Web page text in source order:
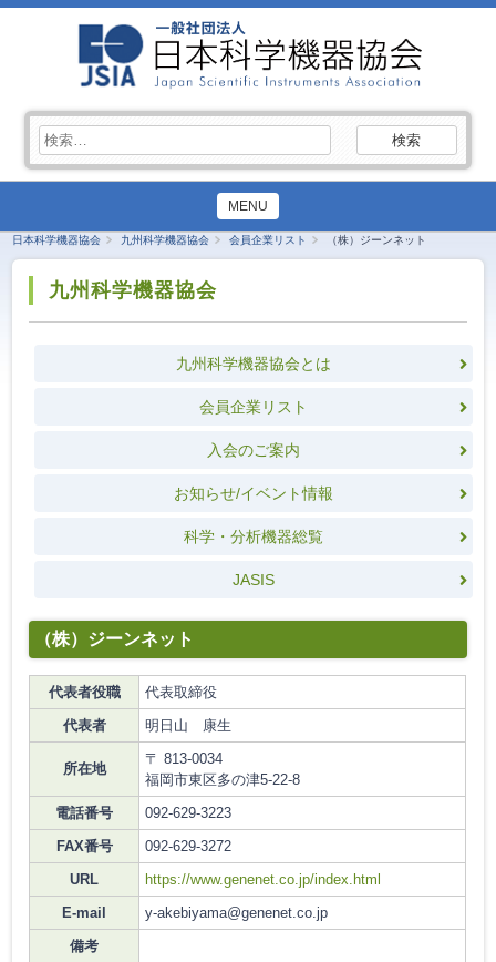
索:
MENU
日本科学機器協会 九州科学機器協会 会員企業リスト （株）ジーンネット
九州科学機器協会
九州科学機器協会とは
会員企業リスト
入会のご案内
お知らせ/イベント情報
科学・分析機器総覧
JASIS
（株）ジーンネット
代表者役職
代表取締役
代表者
明日山 康生
所在地
〒 813-0034
福岡市東区多の津5-22-8
電話番号
092-629-3223
FAX番号
092-629-3272
URL
https://www.genenet.co.jp/index.html
E-mail
y-akebiyama@genenet.co.jp
備考